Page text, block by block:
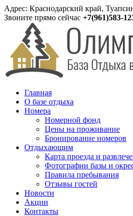
Адрес: Краснодарский край,
Звоните прямо сейчас +7(961)583-
Главная
О базе отдыха
Номера
Номерной фонд
Цены на проживание
Бронирование номеров
Отдыхающим
Карта проезда и
Фотографии базы и
Правила пребывания
Отзывы гостей
Новости
Акции
Контакты